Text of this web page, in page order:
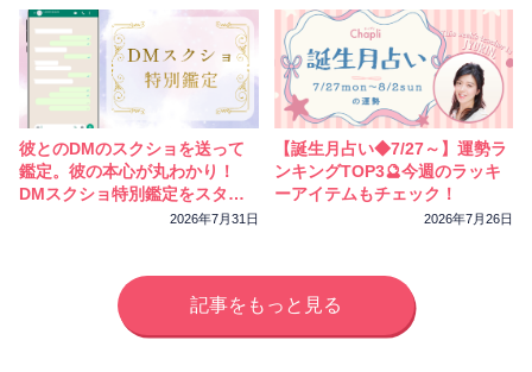
彼とのDMのスクショを送って
鑑定。彼の本心が丸わかり！
DMスクショ特別鑑定をスター
2026年7月31日
【誕生月占い◆7/27～】運勢ラ
ンキングTOP3🔮今週のラッキ
ーアイテムもチェック！
2026年7月26日
記事をもっと見る